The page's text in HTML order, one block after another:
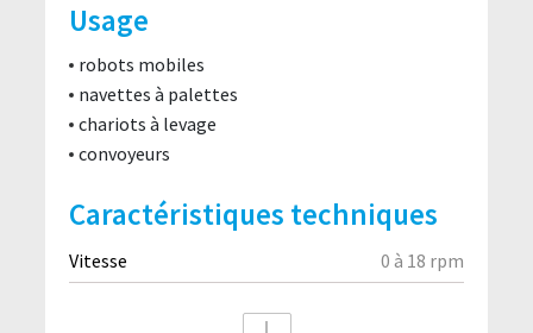
Usage
robots mobiles
navettes à palettes
chariots à levage
convoyeurs
Caractéristiques techniques
Vitesse 0 à 18 rpm